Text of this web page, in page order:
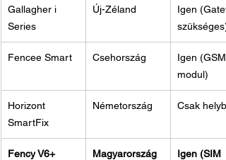
Gallagher i
Series
Új-Zéland
Igen
szükséges)
Fencee Smart Csehország
Igen (GSM
modul)
Horizont
SmartFix
Németország Csak
Fency V6+ Magyarország
Igen (SIM